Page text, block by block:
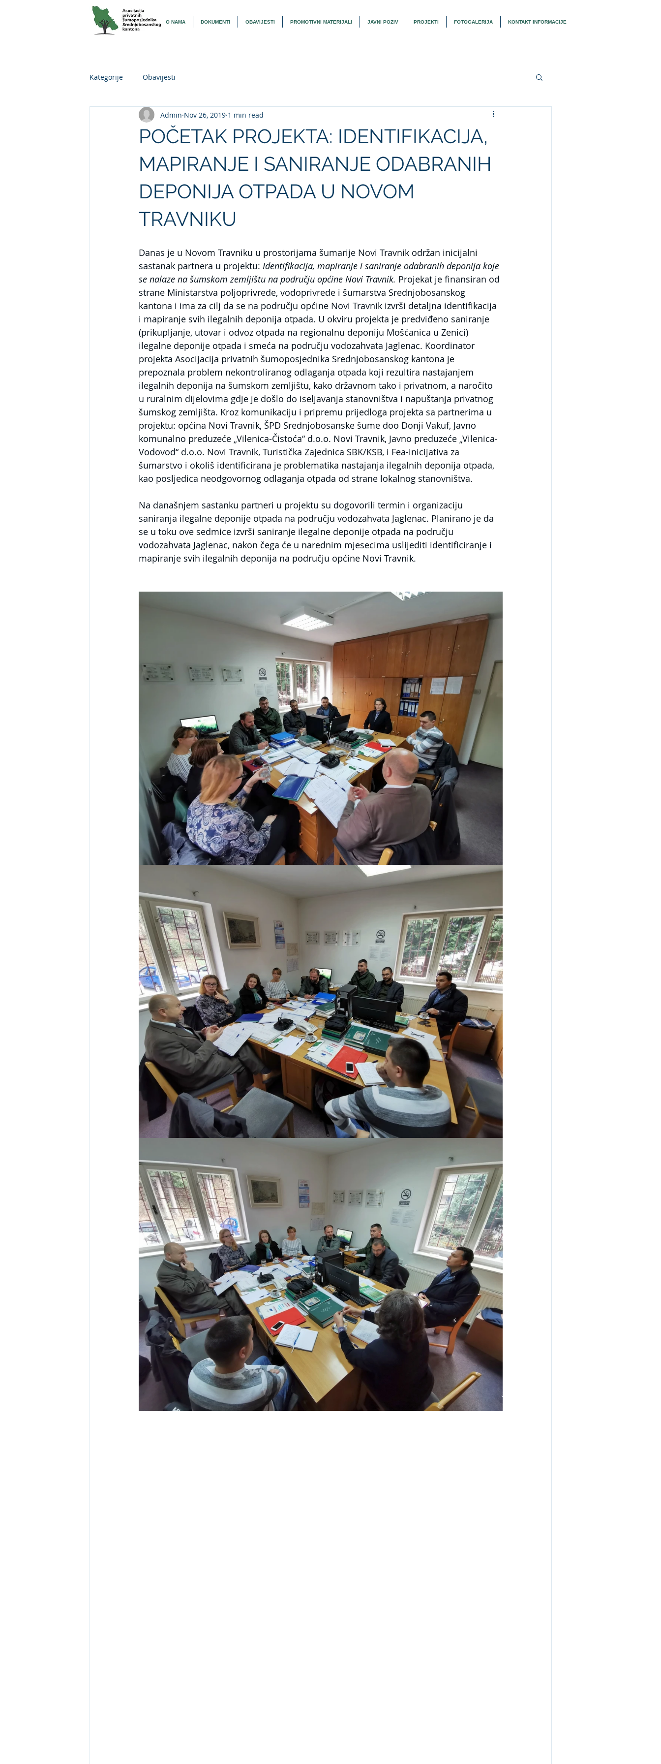
O NAMA DOKUMENTI OBAVIJESTI PROMOTIVNI MATERIJALI JAVNI POZIV PROJEKTI FOTOGALERIJA KONTAKT INFORMACIJE
Kategorije Obavijesti
POČETAK PROJEKTA: IDENTIFIKACIJA,
MAPIRANJE I SANIRANJE ODABRANIH
DEPONIJA OTPADA U NOVOM
TRAVNIKU
Admin Nov 26, 2019 1 min read
Danas je u Novom Travniku u prostorijama šumarije Novi Travnik održan inicijalni
sastanak partnera u projektu: Identifikacija, mapiranje i saniranje odabranih deponija koje
se nalaze na šumskom zemljištu na području općine Novi Travnik. Projekat je finansiran od
strane Ministarstva poljoprivrede, vodoprivrede i šumarstva Srednjobosanskog
kantona i ima za cilj da se na području općine Novi Travnik izvrši detaljna identifikacija
i mapiranje svih ilegalnih deponija otpada. U okviru projekta je predviđeno saniranje
(prikupljanje, utovar i odvoz otpada na regionalnu deponiju Mošćanica u Zenici)
ilegalne deponije otpada i smeća na području vodozahvata Jaglenac. Koordinator
projekta Asocijacija privatnih šumoposjednika Srednjobosanskog kantona je
prepoznala problem nekontroliranog odlaganja otpada koji rezultira nastajanjem
ilegalnih deponija na šumskom zemljištu, kako državnom tako i privatnom, a naročito
u ruralnim dijelovima gdje je došlo do iseljavanja stanovništva i napuštanja privatnog
šumskog zemljišta. Kroz komunikaciju i pripremu prijedloga projekta sa partnerima u
projektu: općina Novi Travnik, ŠPD Srednjobosanske šume doo Donji Vakuf, Javno
komunalno preduzeće „Vilenica-Čistoća“ d.o.o. Novi Travnik, Javno preduzeće „Vilenica-
Vodovod“ d.o.o. Novi Travnik, Turistička Zajednica SBK/KSB, i Fea-inicijativa za
šumarstvo i okoliš identificirana je problematika nastajanja ilegalnih deponija otpada,
kao posljedica neodgovornog odlaganja otpada od strane lokalnog stanovništva.
Na današnjem sastanku partneri u projektu su dogovorili termin i organizaciju
saniranja ilegalne deponije otpada na području vodozahvata Jaglenac. Planirano je da
se u toku ove sedmice izvrši saniranje ilegalne deponije otpada na području
vodozahvata Jaglenac, nakon čega će u narednim mjesecima uslijediti identificiranje i
mapiranje svih ilegalnih deponija na području općine Novi Travnik.